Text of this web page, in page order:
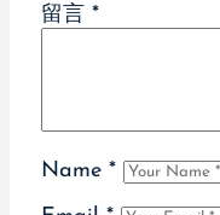
留言 *
Name *